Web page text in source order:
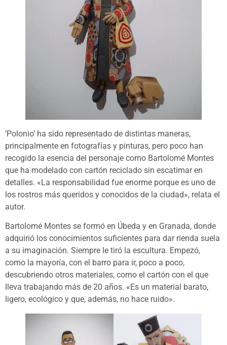
‘Polonio’ ha sido representado de distintas maneras,
principalmente en fotografías y pinturas, pero poco han
recogido la esencia del personaje como Bartolomé Montes
que ha modelado con cartón reciclado sin escatimar en
detalles. «La responsabilidad fue enorme porque es uno de
los rostros más queridos y conocidos de la ciudad», relata el
autor.
Bartolomé Montes se formó en Úbeda y en Granada, donde
adquirió los conocimientos suficientes para dar rienda suela
a su imaginación. Siempre le tiró la escultura. Empezó,
como la mayoría, con el barro para ir, poco a poco,
descubriendo otros materiales, como el cartón con el que
lleva trabajando más de 20 años. «Es un material barato,
ligero, ecológico y que, además, no hace ruido».